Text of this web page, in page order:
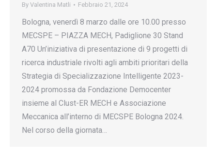
By Valentina Matli Febbraio 21, 2024
Bologna, venerdì 8 marzo dalle ore 10.00 presso
MECSPE – PIAZZA MECH, Padiglione 30 Stand
A70 Un’iniziativa di presentazione di 9 progetti di
ricerca industriale rivolti agli ambiti prioritari della
Strategia di Specializzazione Intelligente 2023-
2024 promossa da Fondazione Democenter
insieme al Clust-ER MECH e Associazione
Meccanica all’interno di MECSPE Bologna 2024.
Nel corso della giornata…